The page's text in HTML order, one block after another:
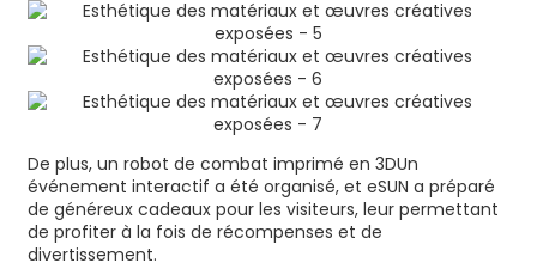
De plus, un robot de combat imprimé en 3DUn
événement interactif a été organisé, et eSUN a préparé
de généreux cadeaux pour les visiteurs, leur permettant
de profiter à la fois de récompenses et de
divertissement.